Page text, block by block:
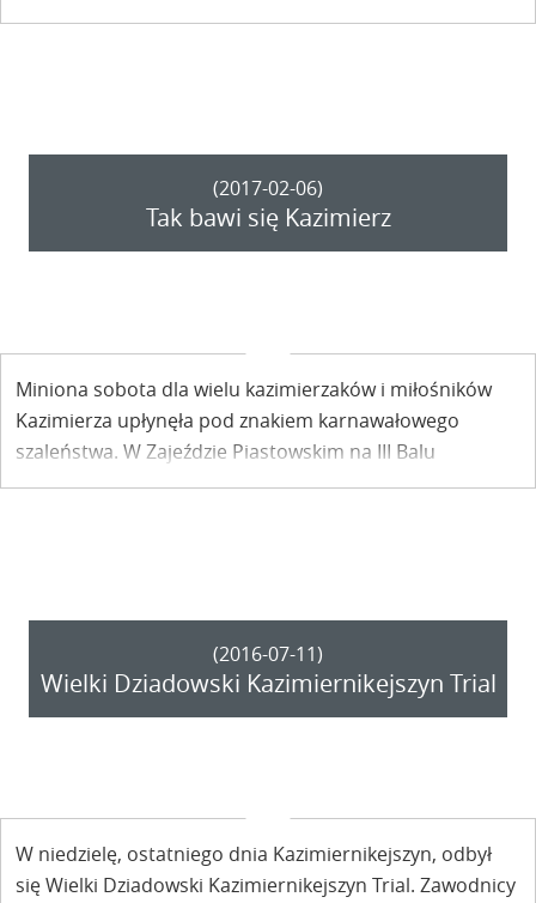
(2017-02-06)
Tak bawi się Kazimierz
Miniona sobota dla wielu kazimierzaków i miłośników
Kazimierza upłynęła pod znakiem karnawałowego
szaleństwa. W Zajeździe Piastowskim na III Balu
Kazimierskim bawiło się 155 osób!
(2016-07-11)
Wielki Dziadowski Kazimiernikejszyn Trial
W niedzielę, ostatniego dnia Kazimiernikejszyn, odbył
się Wielki Dziadowski Kazimiernikejszyn Trial. Zawodnicy